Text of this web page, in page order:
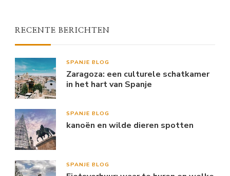
RECENTE BERICHTEN
SPANJE BLOG
Zaragoza: een culturele schatkamer
in het hart van Spanje
SPANJE BLOG
kanoën en wilde dieren spotten
SPANJE BLOG